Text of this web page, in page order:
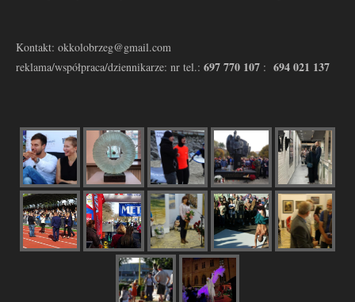
Kontakt: okkolobrzeg@gmail.com
reklama/współpraca/dziennikarze: nr tel.: 697 770 107 : 694 021 137